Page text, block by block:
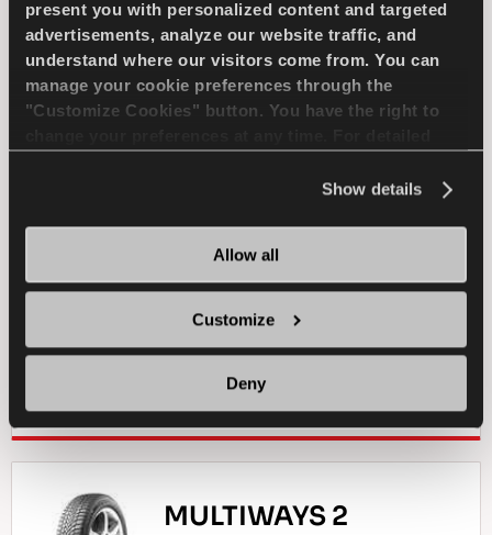
present you with personalized content and targeted
advertisements, analyze our website traffic, and
understand where our visitors come from. You can
manage your cookie preferences through the
"Customize Cookies" button. You have the right to
Show details
Allow all
Customize
Deny
Aderenza eccellente e sicurezza per la tua
auto
GESTIONE DEL GHIACCIO
MULTIWAYS 2